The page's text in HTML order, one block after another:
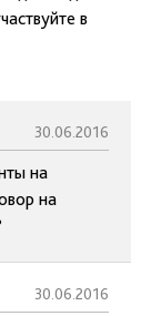
в
30.06.2016
на
на
30.06.2016